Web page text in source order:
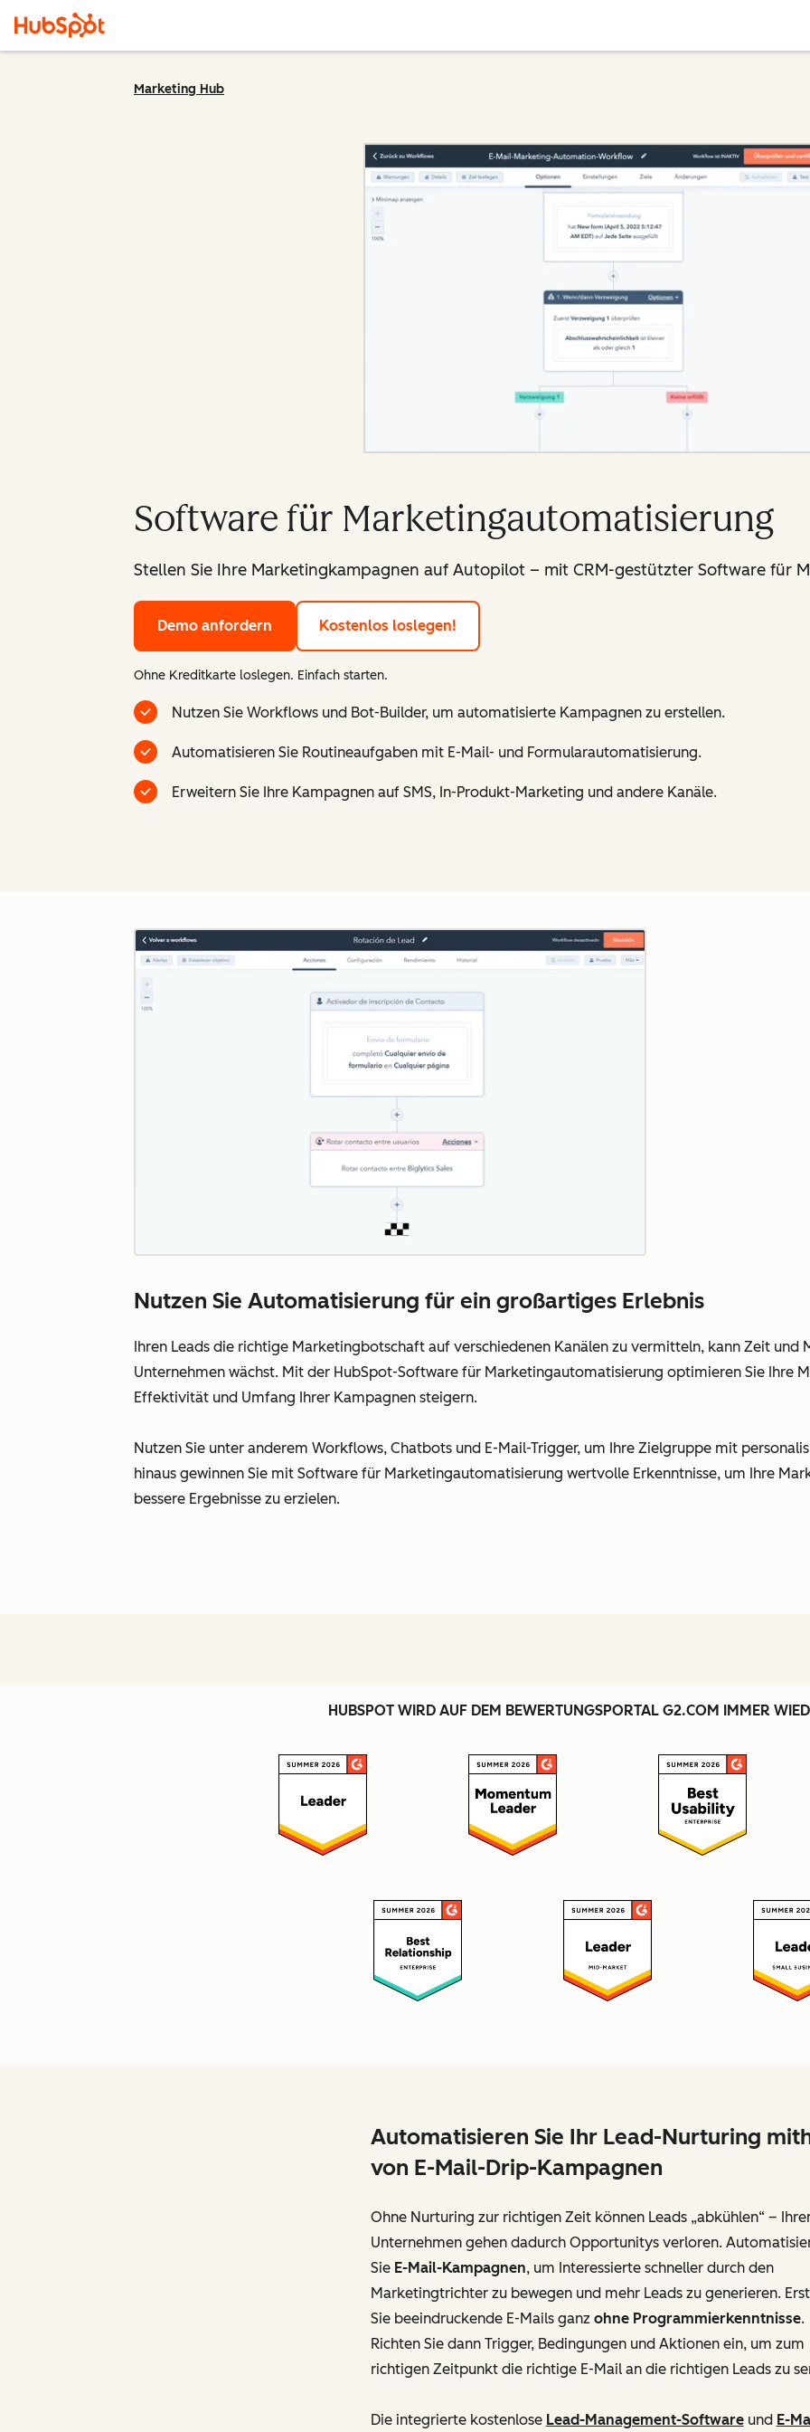
Marketing Hub
Software für Marketingautomatisierung
Stellen Sie Ihre Marketingkampagnen auf Autopilot – mit CRM-gestützter Software für
Demo anfordern Kostenlos loslegen!
Ohne Kreditkarte loslegen. Einfach starten.
Nutzen Sie Workflows und Bot-Builder, um automatisierte Kampagnen zu erstellen.
Automatisieren Sie Routineaufgaben mit E-Mail- und Formularautomatisierung.
Erweitern Sie Ihre Kampagnen auf SMS, In-Produkt-Marketing und andere Kanäle.
Nutzen Sie Automatisierung für ein großartiges Erlebnis
Ihren Leads die richtige Marketingbotschaft auf verschiedenen Kanälen zu vermitteln, kann Zeit und
Unternehmen wächst. Mit der HubSpot-Software für Marketingautomatisierung optimieren Sie Ihre
Effektivität und Umfang Ihrer Kampagnen steigern.
Nutzen Sie unter anderem Workflows, Chatbots und E-Mail-Trigger, um Ihre Zielgruppe mit
hinaus gewinnen Sie mit Software für Marketingautomatisierung wertvolle Erkenntnisse, um Ihre
bessere Ergebnisse zu erzielen.
HUBSPOT WIRD AUF DEM BEWERTUNGSPORTAL G2.COM IMMER
Automatisieren Sie Ihr Lead-Nurturing
von E-Mail-Drip-Kampagnen
Ohne Nurturing zur richtigen Zeit können Leads „abkühlen“ –
Unternehmen gehen dadurch Opportunitys verloren.
Sie E-Mail-Kampagnen, um Interessierte schneller durch den
Marketingtrichter zu bewegen und mehr Leads zu generieren.
Sie beeindruckende E-Mails ganz ohne Programmierkenntnisse.
Richten Sie dann Trigger, Bedingungen und Aktionen ein, um zum
richtigen Zeitpunkt die richtige E-Mail an die richtigen Leads zu
Die integrierte kostenlose Lead-Management-Softwareund E-